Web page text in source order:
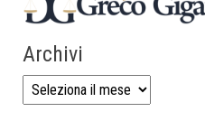
Archivi